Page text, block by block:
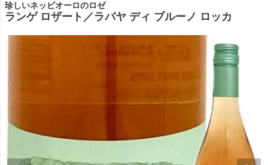
珍しいネッビオーロのロゼ
ランゲ ロザート／ラバヤ ディ ブルーノ ロッカ